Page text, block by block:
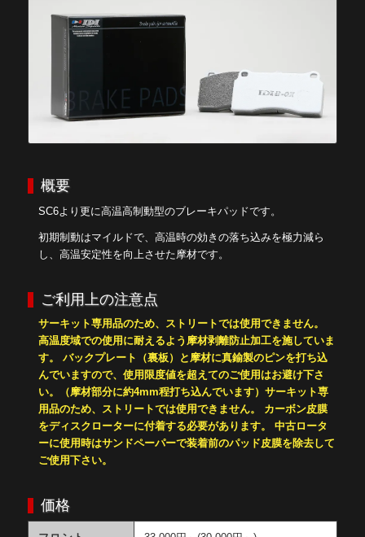
概要
SC6より更に高温高制動型のブレーキパッドです。
初期制動はマイルドで、高温時の効きの落ち込みを極力減ら
し、高温安定性を向上させた摩材です。
ご利用上の注意点
サーキット専用品のため、ストリートでは使用できません。
高温度域での使用に耐えるよう摩材剥離防止加工を施していま
す。 バックプレート（裏板）と摩材に真鍮製のピンを打ち込
んでいますので、使用限度値を超えてのご使用はお避け下さ
い。（摩材部分に約4mm程打ち込んでいます） サーキット専
用品のため、ストリートでは使用できません。
カーボン皮膜
をディスクローターに付着する必要があります。 中古ロータ
ーに使用時はサンドペーパーで装着前のパッド皮膜を除去して
ご使用下さい。
価格